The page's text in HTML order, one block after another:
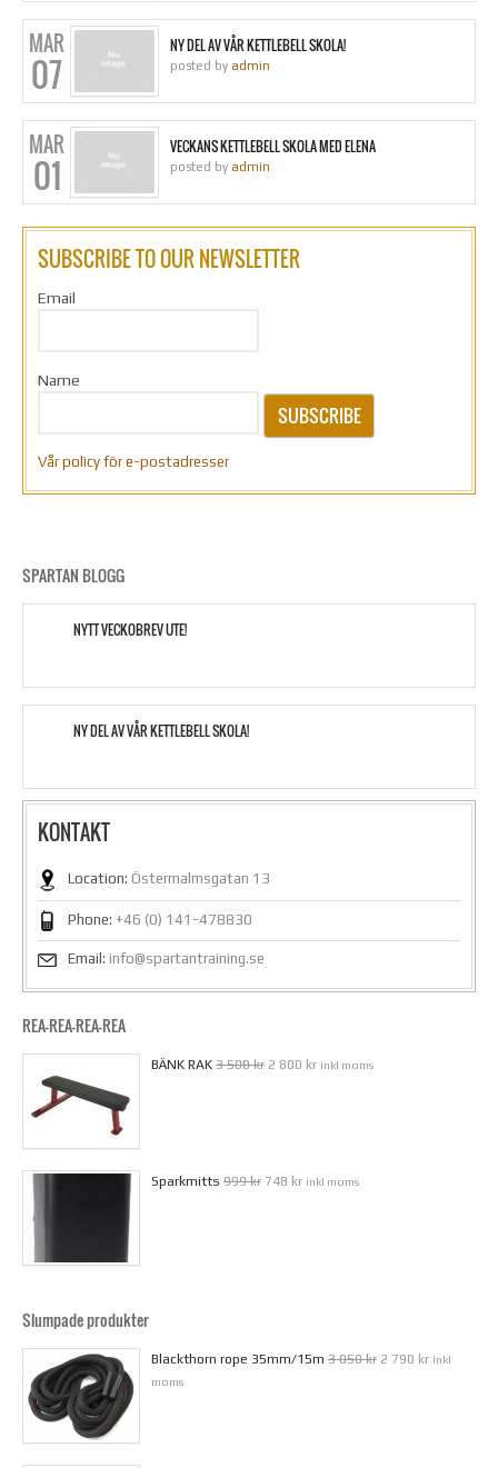
MAR
07
NY DEL AV VÅR KETTLEBELL SKOLA!
posted by admin
MAR
01
VECKANS KETTLEBELL SKOLA MED ELENA
posted by admin
SUBSCRIBE TO OUR NEWSLETTER
Email
Name
SUBSCRIBE
Vår policy för e-postadresser
SPARTAN BLOGG
NYTT VECKOBREV UTE!
NY DEL AV VÅR KETTLEBELL SKOLA!
KONTAKT
Location: Östermalmsgatan 13
Phone: +46 (0) 141-478830
Email: info@spartantraining.se
REA-REA-REA-REA
BÄNK RAK 3 500 kr 2 800 kr inkl moms
Sparkmitts 999 kr 748 kr inkl moms
Slumpade produkter
Blackthorn rope 35mm/15m 3 050 kr 2 790 kr inkl
moms